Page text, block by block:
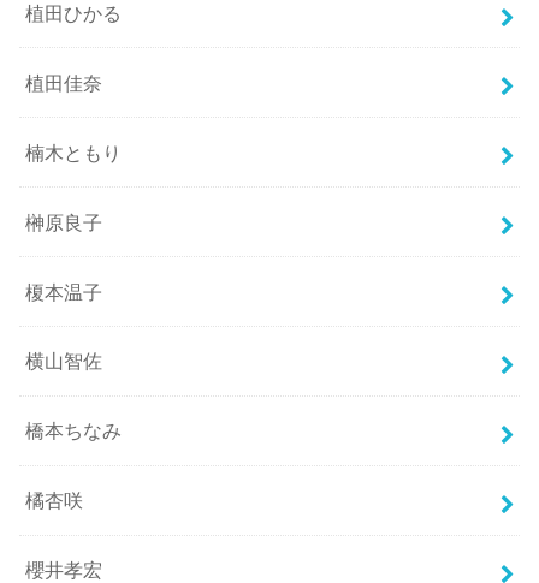
植田ひかる
植田佳奈
楠木ともり
榊原良子
榎本温子
横山智佐
橋本ちなみ
橘杏咲
櫻井孝宏